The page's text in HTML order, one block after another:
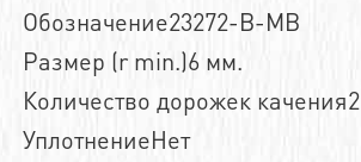
Обозначение23272-B-MB
Размер (r min.)6 мм.
Количество дорожек качения2
УплотнениеНет